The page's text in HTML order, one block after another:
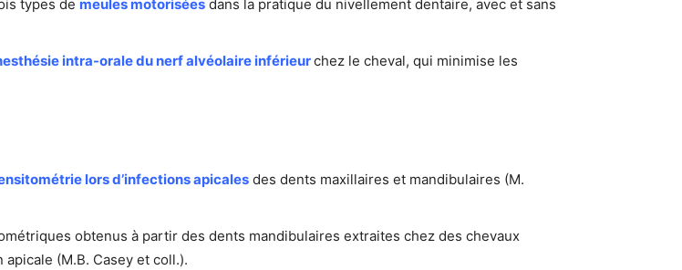
types de meules motorisées dans la pratique du nivellement dentaire, avec et sans
intra-orale du nerf alvéolaire inférieurchez le cheval, qui minimise les
lors d’infections apicales des dents maxillaires et mandibulaires (M.
obtenus à partir des dents mandibulaires extraites chez des chevaux
(M.B. Casey et coll.).